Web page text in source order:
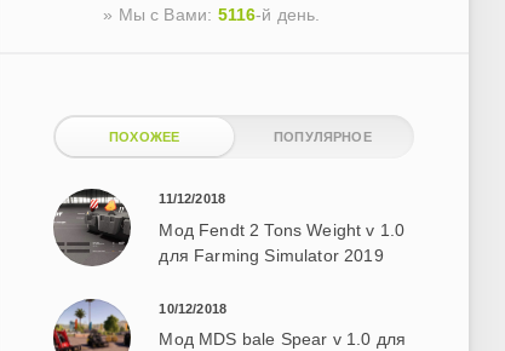
» Мы с Вами: 5116-й день.
ПОХОЖЕЕ ПОПУЛЯРНОЕ
11/12/2018
Мод Fendt 2 Tons Weight v 1.0
для Farming Simulator 2019
10/12/2018
Мод MDS bale Spear v 1.0 для